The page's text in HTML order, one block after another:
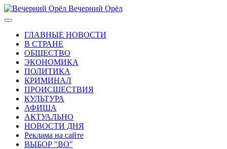
Вечерний Орёл
ГЛАВНЫЕ НОВОСТИ
В СТРАНЕ
ОБЩЕСТВО
ЭКОНОМИКА
ПОЛИТИКА
КРИМИНАЛ
ПРОИСШЕСТВИЯ
КУЛЬТУРА
АФИША
АКТУАЛЬНО
НОВОСТИ ДНЯ
Реклама на сайте
ВЫБОР "ВО"